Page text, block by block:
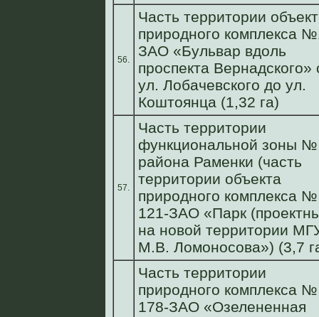
56.
Часть территории
природного комплекса
ЗАО «Бульвар вдоль
проспекта Вернадского»
ул. Лобачевского до ул.
Коштоянца (1,32 га)
57.
Часть территории
функциональной зоны
района Раменки (часть
территории объекта
природного комплекса №
121-ЗАО «Парк
на новой территории
М.В. Ломоносова») (3,7
Часть территории
природного комплекса №
178-ЗАО «Озелененная